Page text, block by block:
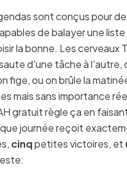
sont conçus pour
de balayer une
la bonne. Les cerveaux
d'une tâche à l'autre,
fige, ou on brûle la
mais sans importance
gratuit règle ça en
journée reçoit
cinqpetites victoires, et